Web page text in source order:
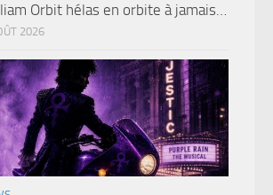
Orbit hélas en orbite à jamais…
2026